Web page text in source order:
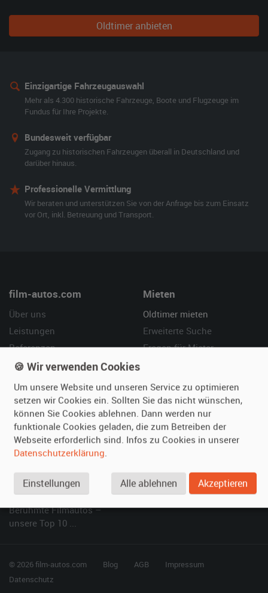
Oldtimer anbieten
Einzigartige Fahrzeugauswahl
Mehr als 4.300 historische Fahrzeuge, Boote und Flugzeuge im
Fundus für Ihre Projekte.
Bundesweit verfügbar
Zugang zu historischen Fahrzeugen überall in Deutschland und
darüber hinaus.
Professionelle Vermittlung
Wir beraten und unterstützen Sie von der Anfrage bis zum Einsatz
vor Ort, inkl. Betreuung und Transport.
film-autos.com
Über uns
Leistungen
Referenzen
Kundenmeinungen
Mieten
Oldtimer mieten
Erweiterte Suche
Fragen für Mieter
Vermieten
Oldtimer anmelden
Fotos senden
Fragen für Vermieter
Hilfe
Häufige Fragen (FAQ)
So funktioniert's
SPECIAL
Berühmte Filmautos –
unsere Top 10 ...
© 2026 film-autos.com Blog AGB
Impressum
Datenschutz
🍪 Wir verwenden Cookies
Um unsere Website und unseren Service zu optimieren
setzen wir Cookies ein. Sollten Sie das nicht wünschen,
können Sie Cookies ablehnen. Dann werden nur
funktionale Cookies geladen, die zum Betreiben der
Webseite erforderlich sind. Infos zu Cookies in unserer
Datenschutzerklärung.
Einstellungen Alle ablehnen Akzeptieren